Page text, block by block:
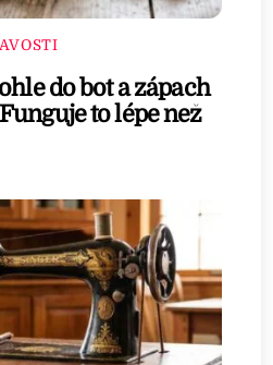
do bot a zápach
to lépe než